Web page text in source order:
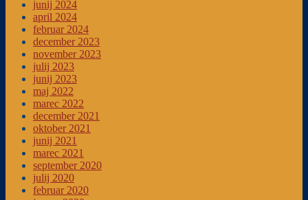
junij 2024
april 2024
februar 2024
december 2023
november 2023
julij 2023
junij 2023
maj 2022
marec 2022
december 2021
oktober 2021
junij 2021
marec 2021
september 2020
julij 2020
februar 2020